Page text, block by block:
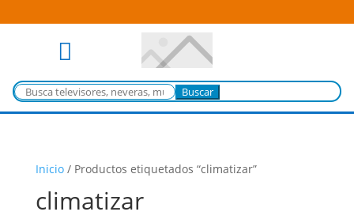

Buscar:
Inicio/ Productos etiquetados “climatizar”
climatizar